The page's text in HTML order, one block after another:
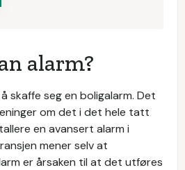
alarm?
skaffe seg en boligalarm. Det
om det i det hele tatt
en avansert alarm i
mener selv at
er årsaken til at det utføres